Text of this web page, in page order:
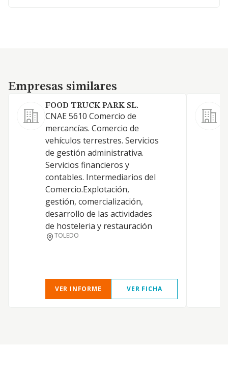
Empresas similares
Empresas similares
FOOD TRUCK PARK SL.
CNAE 5610 Comercio de
mercancías. Comercio de
vehículos terrestres. Servicios
de gestión administrativa.
Servicios financieros y
contables. Intermediarios del
Comercio.Explotación,
gestión, comercialización,
desarrollo de las actividades
de hosteleria y restauración
TOLEDO
VER INFORME VER FICHA